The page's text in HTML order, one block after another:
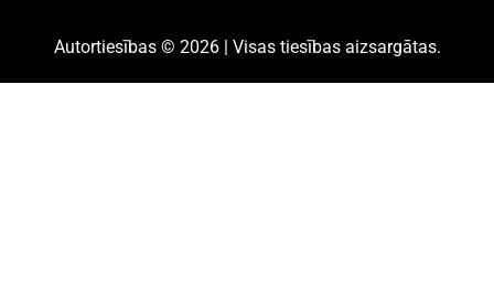
Autortiesības © 2026 | Visas tiesības aizsargātas.